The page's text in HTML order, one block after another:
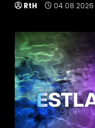
RtH 04.08.2026